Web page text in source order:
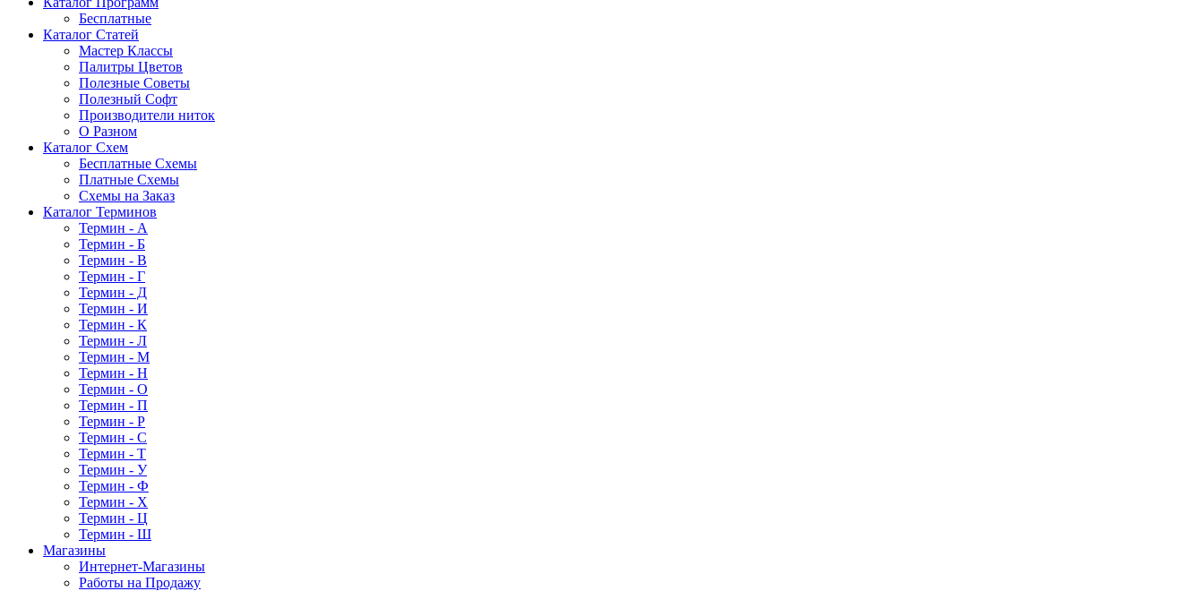
Бесплатные
Каталог Статей
Мастер Классы
Палитры Цветов
Полезные Советы
Полезный Софт
Производители ниток
О Разном
Каталог Схем
Бесплатные Схемы
Платные Схемы
Схемы на Заказ
Каталог Терминов
Термин - А
Термин - Б
Термин - В
Термин - Г
Термин - Д
Термин - И
Термин - К
Термин - Л
Термин - М
Термин - Н
Термин - О
Термин - П
Термин - Р
Термин - С
Термин - Т
Термин - У
Термин - Ф
Термин - Х
Термин - Ц
Термин - Ш
Магазины
Интернет-Магазины
Работы на Продажу